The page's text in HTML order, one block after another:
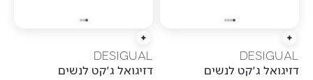
הוספה מהירה
DESIGUAL
דזיגואל ג'קט לנשים
הוספה מהירה
DESIGUAL
דזיגואל ג'קט לנשים